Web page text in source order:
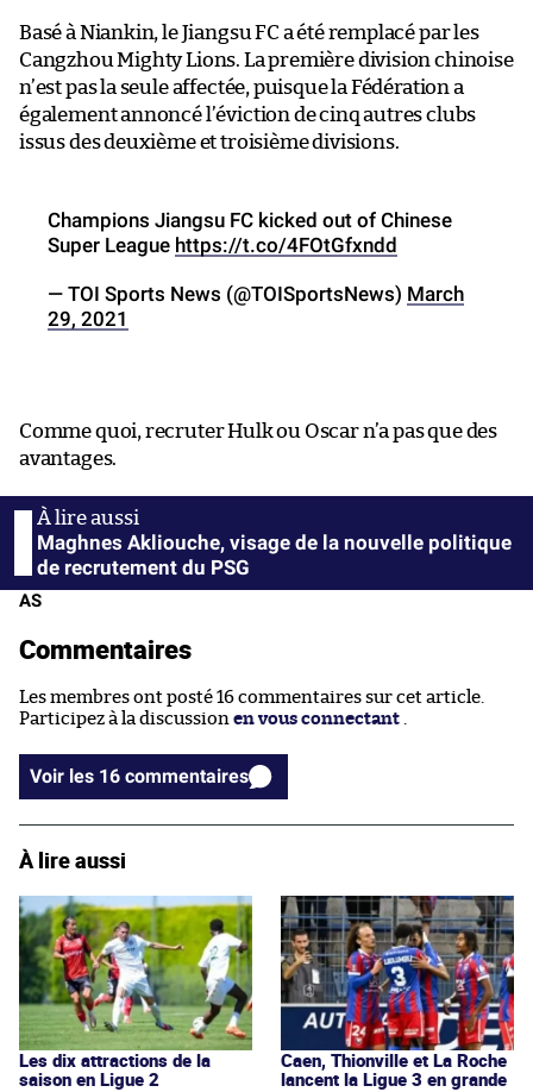
Basé à Niankin, le Jiangsu FC a été remplacé par les
Cangzhou Mighty Lions. La première division chinoise
n’est pas la seule affectée, puisque la Fédération a
également annoncé l’éviction de cinq autres clubs
issus des deuxième et troisième divisions.
Champions Jiangsu FC kicked out of Chinese
Super League https://t.co/4FOtGfxndd
— TOI Sports News (@TOISportsNews) March
29, 2021
Comme quoi, recruter Hulk ou Oscar n’a pas que des
avantages.
Maghnes Akliouche, visage de la nouvelle politique
de recrutement du PSG
AS
Commentaires
Les membres ont posté 16 commentaires sur cet article.
Participez à la discussion en vous connectant
Voir les 16 commentaires
À lire aussi
Les dix attractions de la
saison en Ligue 2
Caen, Thionville et La Roche
lancent la Ligue 3 en grande